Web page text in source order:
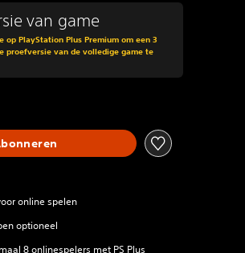
van game
op PlayStation Plus Premium om een 3
proefversie van de volledige game te
online spelen
optioneel
8 onlinespelers met PS Plus